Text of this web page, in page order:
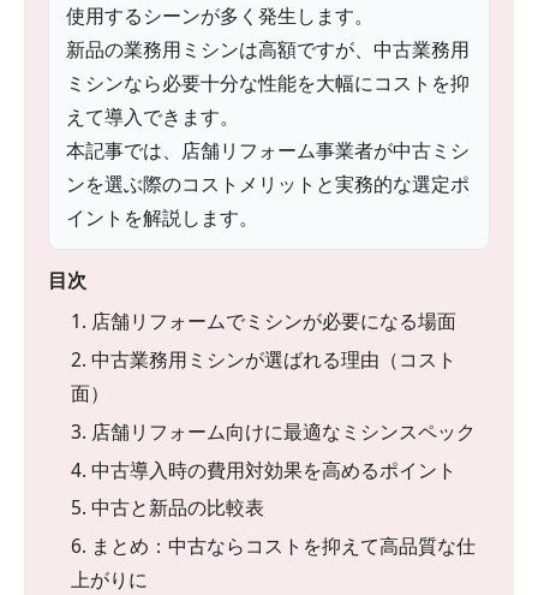
使用するシーンが多く発生します。
新品の業務用ミシンは高額ですが、中古業務用
ミシンなら必要十分な性能を大幅にコストを抑
えて導入できます。
本記事では、店舗リフォーム事業者が中古ミシ
ンを選ぶ際のコストメリットと実務的な選定ポ
イントを解説します。
目次
1. 店舗リフォームでミシンが必要になる場面
2. 中古業務用ミシンが選ばれる理由（コスト
面）
3. 店舗リフォーム向けに最適なミシンスペック
4. 中古導入時の費用対効果を高めるポイント
5. 中古と新品の比較表
6. まとめ：中古ならコストを抑えて高品質な仕
上がりに